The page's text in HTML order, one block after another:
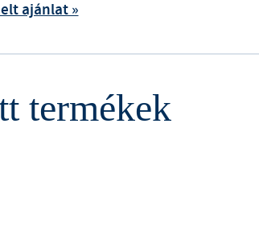
ajánlat »
termékek